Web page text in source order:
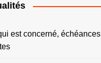
est concerné, échéances